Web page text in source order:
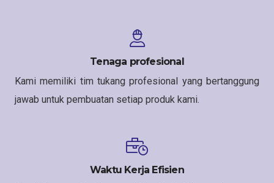
Tenaga profesional
Kami memiliki tim tukang profesional yang bertanggung
jawab untuk pembuatan setiap produk kami.
Waktu Kerja Efisien